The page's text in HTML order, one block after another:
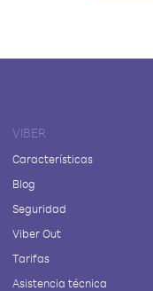
VIBER
Características
Blog
Seguridad
Viber Out
Tarifas
Asistencia técnica